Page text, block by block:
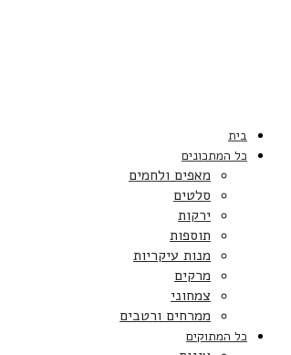
בית
כל המתכונים
מאפים ולחמים
סלטים
ירקות
תוספות
מנות עיקריות
מרקים
צמחוני
ממרחים ורטבים
כל המתוקים